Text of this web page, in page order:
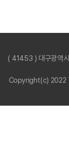
( 41453 ) 대구광역
Copyright(c) 2022